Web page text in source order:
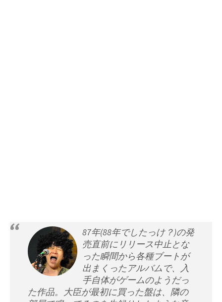
87年(88年でしたっけ？)の発
売直前にリリース中止とな
った瞬間から各種ブートが
出まくったアルバムで、入
手自体がゲームのようだっ
た作品。大臣が最初に買った盤は、隣の